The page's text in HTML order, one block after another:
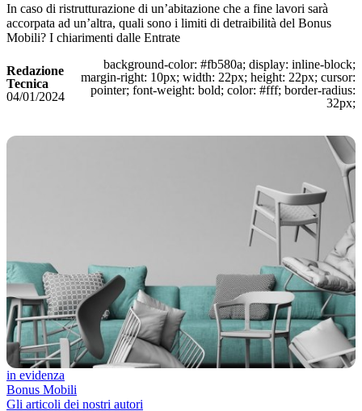
In caso di ristrutturazione di un’abitazione che a fine lavori sarà
accorpata ad un’altra, quali sono i limiti di detraibilità del Bonus
Mobili? I chiarimenti dalle Entrate
Redazione
Tecnica
04/01/2024
background-color: #fb580a; display: inline-block;
margin-right: 10px; width: 22px; height: 22px; cursor:
pointer; font-weight: bold; color: #fff; border-radius:
32px;
in evidenza
Bonus Mobili
Gli articoli dei nostri autori